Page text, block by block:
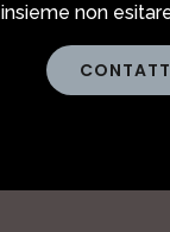
insieme non